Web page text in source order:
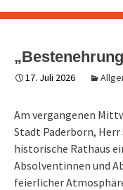
17. Juli 2026
Am vergangenen
Stadt Paderborn,
historische Rathaus
Absolventinnen und
feierlicher